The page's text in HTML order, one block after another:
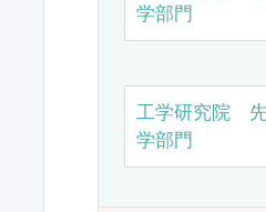
学部門
工学研究院
学部門